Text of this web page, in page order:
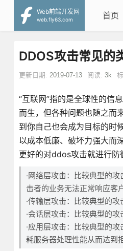
Web前端开发网
web.fly63.com
首页
DDOS攻击常见的
更新日期: 2019-07-13 阅读: 3k
“互联网”指的是全球性的信
而生，但各种问题也随之而
到你自己也会成为目标的时
以成本低廉、破坏力强大而
更好的对ddos攻击就进行防
·网络层攻击：比较典型的
击者的业务无法正常响应客
·传输层攻击：比较典型的
·会话层攻击：比较典型的
·应用层攻击：比较典型的
耗服务器处理性能从而达到